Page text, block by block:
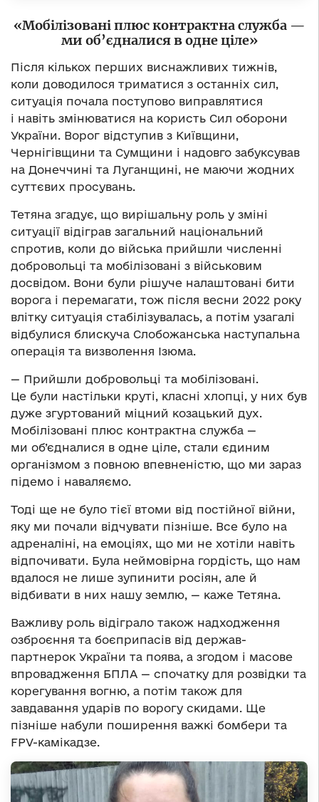
«Мобілізовані плюс контрактна служба —
ми об’єдналися в одне ціле»
Після кількох перших виснажливих тижнів,
коли доводилося триматися з останніх сил,
ситуація почала поступово виправлятися
і навіть змінюватися на користь Сил оборони
України. Ворог відступив з Київщини,
Чернігівщини та Сумщини і надовго забуксував
на Донеччині та Луганщині, не маючи жодних
суттєвих просувань.
Тетяна згадує, що вирішальну роль у зміні
ситуації відіграв загальний національний
спротив, коли до війська прийшли численні
добровольці та мобілізовані з військовим
досвідом. Вони були рішуче налаштовані бити
ворога і перемагати, тож після весни 2022 року
влітку ситуація стабілізувалась, а потім узагалі
відбулися блискуча Слобожанська наступальна
операція та визволення Ізюма.
— Прийшли добровольці та мобілізовані.
Це були настільки круті, класні хлопці, у них був
дуже згуртований міцний козацький дух.
Мобілізовані плюс контрактна служба —
ми об’єдналися в одне ціле, стали єдиним
організмом з повною впевненістю, що ми зараз
підемо і наваляємо.
Тоді ще не було тієї втоми від постійної війни,
яку ми почали відчувати пізніше. Все було на
адреналіні, на емоціях, що ми не хотіли навіть
відпочивати. Була неймовірна гордість, що нам
вдалося не лише зупинити росіян, але й
відбивати в них нашу землю, — каже Тетяна.
Важливу роль відіграло також надходження
озброєння та боєприпасів від держав-
партнерок України та поява, а згодом і масове
впровадження БПЛА — спочатку для розвідки та
корегування вогню, а потім також для
завдавання ударів по ворогу скидами. Ще
пізніше набули поширення важкі бомбери та
FPV-камікадзе.